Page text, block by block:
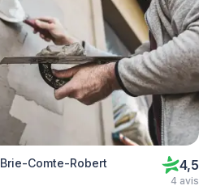
Comte-Robert 4,5
4 avis